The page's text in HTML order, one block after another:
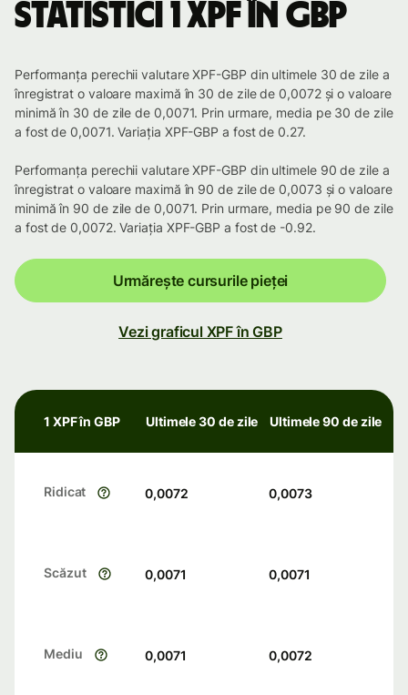
Statistici 1 XPF în GBP
Performanța perechii valutare XPF-GBP din ultimele 30 de zile a
înregistrat o valoare maximă în 30 de zile de 0,0072 și o valoare
minimă în 30 de zile de 0,0071. Prin urmare, media pe 30 de zile
a fost de 0,0071. Variația XPF-GBP a fost de 0.27.
Performanța perechii valutare XPF-GBP din ultimele 90 de zile a
înregistrat o valoare maximă în 90 de zile de 0,0073 și o valoare
minimă în 90 de zile de 0,0071. Prin urmare, media pe 90 de zile
a fost de 0,0072. Variația XPF-GBP a fost de -0.92.
Urmărește cursurile pieței
Vezi graficul XPF în GBP
1 XPF în GBP Ultimele 30 de zile Ultimele 90 de zile
Ridicat 0,0072 0,0073
Scăzut 0,0071 0,0071
Mediu 0,0071 0,0072